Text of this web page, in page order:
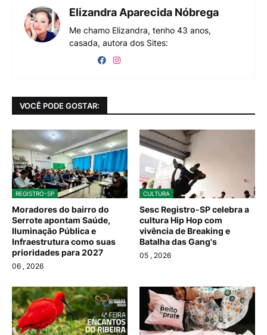
Elizandra Aparecida Nóbrega
Me chamo Elizandra, tenho 43 anos,
casada, autora dos Sites:
VOCÊ PODE GOSTAR:
REGISTRO-SP
Moradores do bairro do
Serrote apontam Saúde,
Iluminação Pública e
Infraestrutura como suas
prioridades para 2027
06 , 2026
CULTURA
Sesc Registro-SP celebra a
cultura Hip Hop com
vivência de Breaking e
Batalha das Gang's
05 , 2026